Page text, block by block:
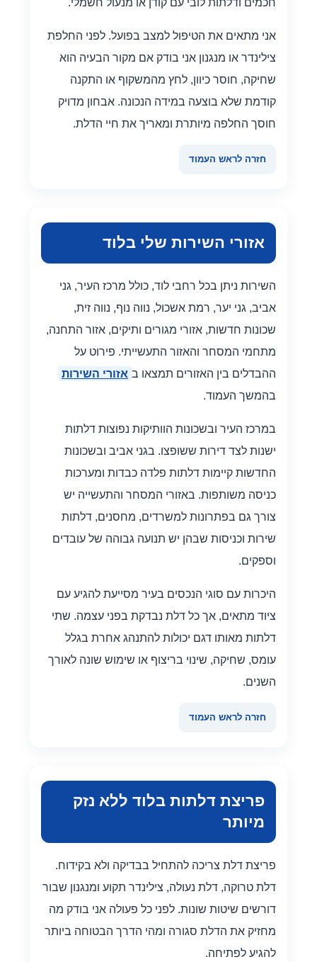
חכמים ודלתות לובי עם קודן או מנעול חשמלי.
אני מתאים את הטיפול למצב בפועל. לפני החלפת
צילינדר או מנגנון אני בודק אם מקור הבעיה הוא
שחיקה, חוסר כיוון, לחץ מהמשקוף או התקנה
קודמת שלא בוצעה במידה הנכונה. אבחון מדויק
חוסך החלפה מיותרת ומאריך את חיי הדלת.
חזרה לראש העמוד
אזורי השירות שלי בלוד
השירות ניתן בכל רחבי לוד, כולל מרכז העיר, גני
אביב, גני יער, רמת אשכול, נווה נוף, נווה זית,
שכונות חדשות, אזורי מגורים ותיקים, אזור התחנה,
מתחמי המסחר והאזור התעשייתי. פירוט על
ההבדלים בין האזורים תמצאו ב אזורי השירות
בהמשך העמוד.
במרכז העיר ובשכונות הוותיקות נפוצות דלתות
ישנות לצד דירות ששופצו. בגני אביב ובשכונות
החדשות קיימות דלתות פלדה כבדות ומערכות
כניסה משותפות. באזורי המסחר והתעשייה יש
צורך גם בפתרונות למשרדים, מחסנים, דלתות
שירות וכניסות שבהן יש תנועה גבוהה של עובדים
וספקים.
היכרות עם סוגי הנכסים בעיר מסייעת להגיע עם
ציוד מתאים, אך כל דלת נבדקת בפני עצמה. שתי
דלתות מאותו דגם יכולות להתנהג אחרת בגלל
עומס, שחיקה, שינוי בריצוף או שימוש שונה לאורך
השנים.
חזרה לראש העמוד
פריצת דלתות בלוד ללא נזק
מיותר
פריצת דלת צריכה להתחיל בבדיקה ולא בקידוח.
דלת טרוקה, דלת נעולה, צילינדר תקוע ומנגנון שבור
דורשים שיטות שונות. לפני כל פעולה אני בודק מה
מחזיק את הדלת סגורה ומהי הדרך הבטוחה ביותר
להגיע לפתיחה.